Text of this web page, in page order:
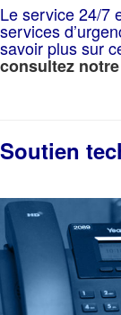
Le service 24/7
services
savoir plus sur
consultez
Soutien